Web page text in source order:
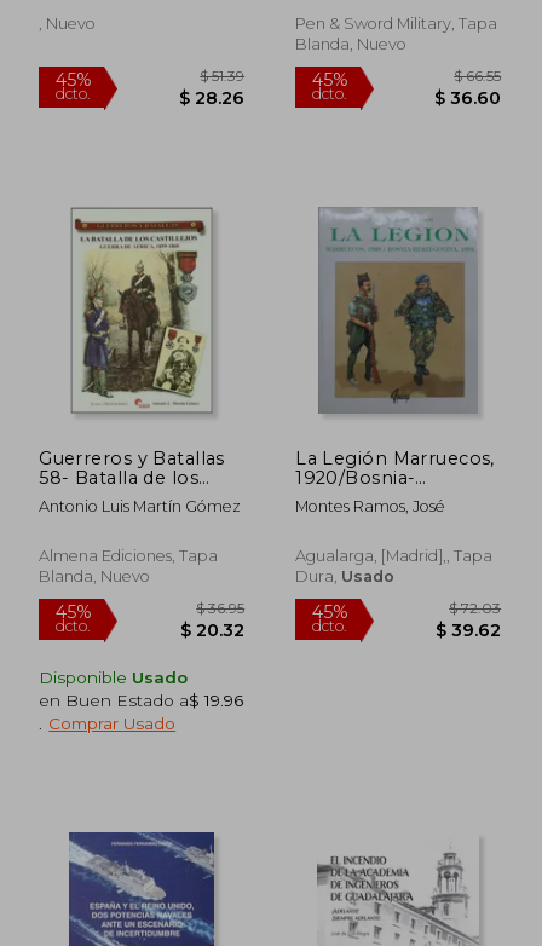
45%
dcto.
45%
dcto.
45%
dcto. $ 23.90 dcto.
, Nuevo
September -
October 1918 (en
Pen & Sword Military, Tapa
Blanda, Nuevo
Guerreros y Batallas
58- Batalla de los
Castillejos
Antonio Luis Martín Gómez
Almena Ediciones, Tapa
Blanda, Nuevo
Disponible Usado
en Buen Estado a$ 19.96
Comprar Usado
La Legión Marruecos,
1920/Bosnia-
Herzegovina, 1993
Montes Ramos, José
Agualarga, [Madrid],, Tapa
Dura, Usado